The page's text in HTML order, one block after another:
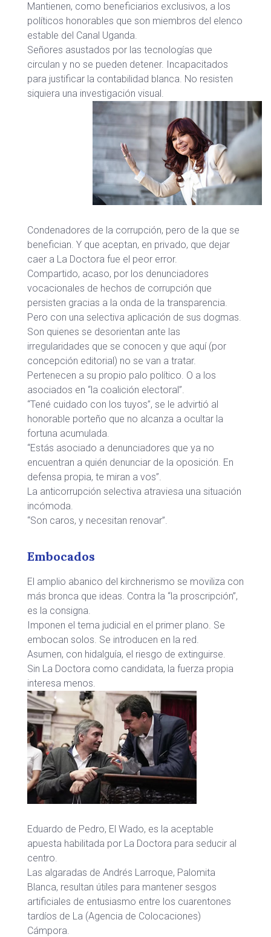
Mantienen, como beneficiarios exclusivos, a los
políticos honorables que son miembros del elenco
estable del Canal Uganda.
Señores asustados por las tecnologías que
circulan y no se pueden detener. Incapacitados
para justificar la contabilidad blanca. No resisten
siquiera una investigación visual.
Condenadores de la corrupción, pero de la que se
benefician. Y que aceptan, en privado, que dejar
caer a La Doctora fue el peor error.
Compartido, acaso, por los denunciadores
vocacionales de hechos de corrupción que
persisten gracias a la onda de la transparencia.
Pero con una selectiva aplicación de sus dogmas.
Son quienes se desorientan ante las
irregularidades que se conocen y que aquí (por
concepción editorial) no se van a tratar.
Pertenecen a su propio palo político. O a los
asociados en “la coalición electoral”.
“Tené cuidado con los tuyos”, se le advirtió al
honorable porteño que no alcanza a ocultar la
fortuna acumulada.
“Estás asociado a denunciadores que ya no
encuentran a quién denunciar de la oposición. En
defensa propia, te miran a vos”.
La anticorrupción selectiva atraviesa una situación
incómoda.
“Son caros, y necesitan renovar”.
Embocados
El amplio abanico del kirchnerismo se moviliza con
más bronca que ideas. Contra la “la proscripción”,
es la consigna.
Imponen el tema judicial en el primer plano. Se
embocan solos. Se introducen en la red.
Asumen, con hidalguía, el riesgo de extinguirse.
Sin La Doctora como candidata, la fuerza propia
interesa menos.
Eduardo de Pedro, El Wado, es la aceptable
apuesta habilitada por La Doctora para seducir al
centro.
Las algaradas de Andrés Larroque, Palomita
Blanca, resultan útiles para mantener sesgos
artificiales de entusiasmo entre los cuarentones
tardíos de La (Agencia de Colocaciones)
Cámpora.